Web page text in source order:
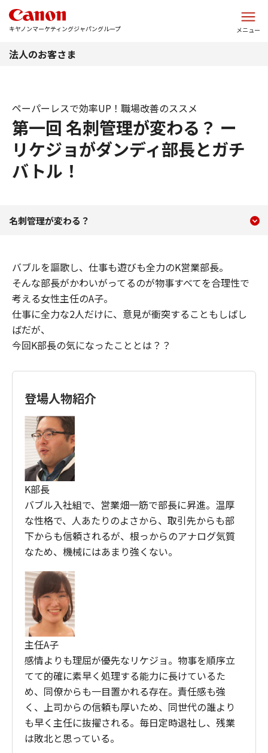
キヤノンマーケティングジャパングループ メニュー
法人のお客さま
第一回 名刺管理が変わる？ ー
リケジョがダンディ部長とガチ
バトル！
ペーパーレスで効率UP！職場改善のススメ
ペーパーレスで効率UP！
名刺管理が変わる？
バブルを謳歌し、仕事も遊びも全力のK営業部長。
そんな部長がかわいがってるのが物事すべてを合理性で
考える女性主任のA子。
仕事に全力な2人だけに、意見が衝突することもしばし
ばだが、
今回K部長の気になったこととは？？
登場人物紹介
K部長
バブル入社組で、営業畑一筋で部長に昇進。温厚
な性格で、人あたりのよさから、取引先からも部
下からも信頼されるが、根っからのアナログ気質
なため、機械にはあまり強くない。
主任A子
感情よりも理屈が優先なリケジョ。物事を順序立
てて的確に素早く処理する能力に長けているた
め、同僚からも一目置かれる存在。責任感も強
く、上司からの信頼も厚いため、同世代の誰より
も早く主任に抜擢される。毎日定時退社し、残業
は敗北と思っている。